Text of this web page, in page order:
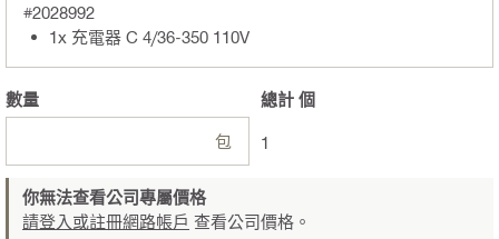
#2028992
1x 充電器 C 4/36-350 110V
數量
包
總計 個
1
你無法查看公司專屬價格
請登入或註冊網路帳戶 查看公司價格。